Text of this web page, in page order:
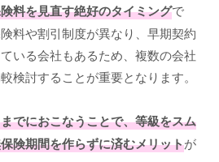
料を見直す絶好のタイミングで
料や割引制度が異なり、早期契約
いる会社もあるため、複数の会社
検討することが重要となります。
でにおこなうことで、等級をスム
険期間を作らずに済むメリットが